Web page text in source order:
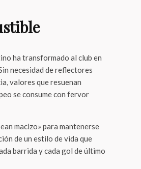
ha transformado al club en
necesidad de reflectores
valores que resuenan
se consume con fervor
macizo» para mantenerse
de un estilo de vida que
barrida y cada gol de último